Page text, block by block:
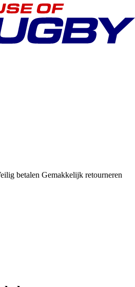
betalen Gemakkelijk retourneren